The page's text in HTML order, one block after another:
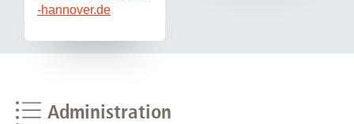
-hannover.de
Administration